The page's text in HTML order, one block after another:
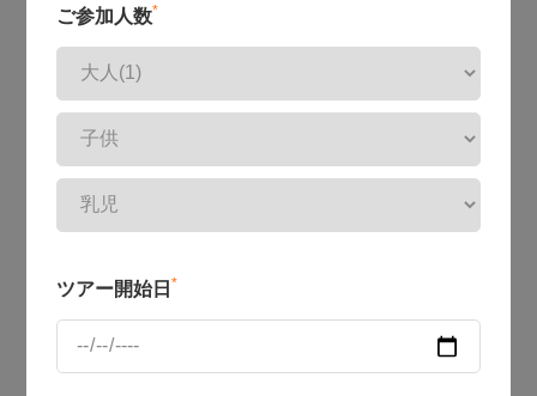
ご参加人数*
ツアー開始日 *